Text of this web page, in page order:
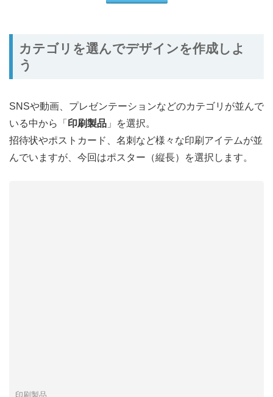
カテゴリを選んでデザインを作成しよ
う
SNSや動画、プレゼンテーションなどのカテゴリが並んで
いる中から「 印刷製品 」を選択。
招待状やポストカード、名刺など様々な印刷アイテムが並
んでいますが、今回はポスター（縦長）を選択します。
印刷製品